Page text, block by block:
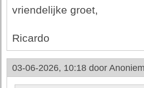
vriendelijke groet,
Ricardo
03-06-2026, 10:18 door Anoniem